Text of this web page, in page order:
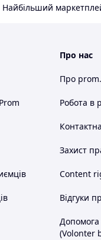
Про нас
Про
Робота в
Захист
Content
Відгуки
(Volonter